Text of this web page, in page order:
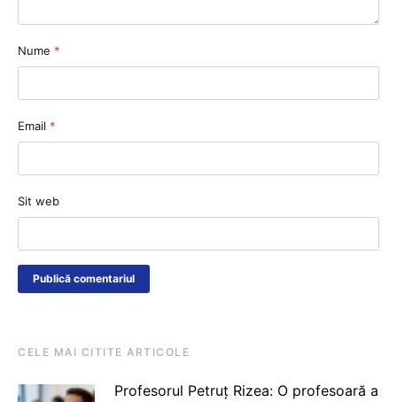
Nume *
Email *
Sit web
CELE MAI CITITE ARTICOLE
Profesorul Petruț Rizea: O profesoară a